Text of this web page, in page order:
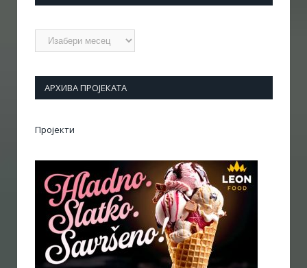
Архиве
АРХИВА ПРОЈЕКАТА
Пројекти